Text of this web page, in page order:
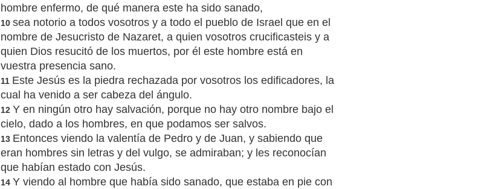
hombre enfermo, de qué manera este ha sido sanado,
10sea notorio a todos vosotros y a todo el pueblo de Israel que en el
nombre de Jesucristo de Nazaret, a quien vosotros crucificasteis y a
quien Dios resucitó de los muertos, por él este hombre está en
vuestra presencia sano.
11 Este Jesús es la piedra rechazada por vosotros los edificadores, la
cual ha venido a ser cabeza del ángulo.
12 Y en ningún otro hay salvación, porque no hay otro nombre bajo el
cielo, dado a los hombres, en que podamos ser salvos.
13 Entonces viendo la valentía de Pedro y de Juan, y sabiendo que
eran hombres sin letras y del vulgo, se admiraban; y les reconocían
que habían estado con Jesús.
14 Y viendo al hombre que había sido sanado, que estaba en pie con